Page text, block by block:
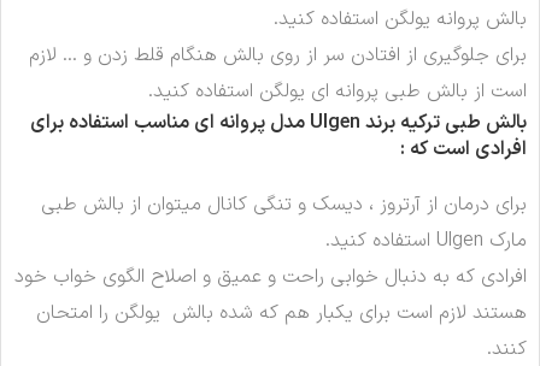
بالش پروانه یولگن استفاده کنید.
برای جلوگیری از افتادن سر از روی بالش هنگام قلط زدن و … لازم
است از بالش طبی پروانه ای یولگن استفاده کنید.
بالش طبی ترکیه برند Ulgen مدل پروانه ای مناسب استفاده برای
افرادی است که :
برای درمان از آرتروز ، دیسک و تنگی کانال میتوان از بالش طبی
مارک Ulgen استفاده کنید.
افرادی که به دنبال خوابی راحت و عمیق و اصلاح الگوی خواب خود
هستند لازم است برای یکبار هم که شده بالش یولگن را امتحان
کنند.